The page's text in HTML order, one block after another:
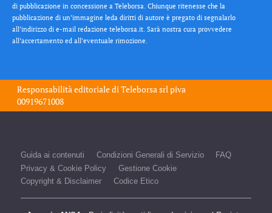
di pubblicazione in concessione a Teleborsa. Chiunque ritenesse che la
pubblicazione di un’immagine leda diritti di autore è pregato di segnalarlo
all’indirizzo di e-mail redazione teleborsa.it. Sarà nostra cura provvedere
all’accertamento ed all’eventuale rimozione.
Responsabilità editoriale diTeleborsa srlpiva
00919671008
Guida ai contenuti Condizioni Generali di Servizio
FAQ
Privacy & Cookie Policy
Gestione Cookie
Copyright & Disclaimer
Codice Etico